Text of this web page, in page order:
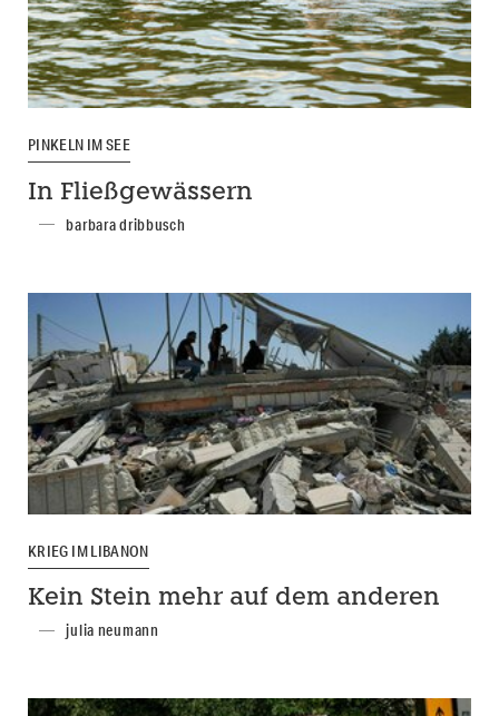
PINKELN IM SEE
In Fließgewässern
barbara dribbusch
KRIEG IM LIBANON
Kein Stein mehr auf dem anderen
julia neumann